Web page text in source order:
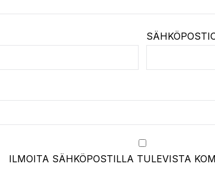
ILMOITA SÄHKÖPOSTILLA TULEVISTA